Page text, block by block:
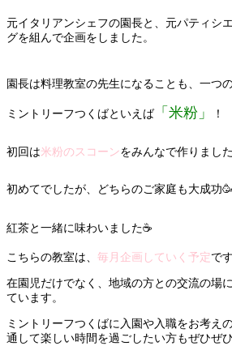
元イタリアンシェフの園長と、元パティシ
グを組んで企画をしました。
園長は料理教室の先生になることも、一つ
ミントリーフつくばといえば「米粉」 ！
初回は米粉のスコーンをみんなで作りまし
初めてでしたが、どちらのご家庭も大成功
紅茶と一緒に味わいました☕️
こちらの教室は、 毎月企画していく予定で
在園児だけでなく、地域の方との交流の場
ています。
ミントリーフつくばに入園や入職をお考え
通して楽しい時間を過ごしたい方もぜひぜ